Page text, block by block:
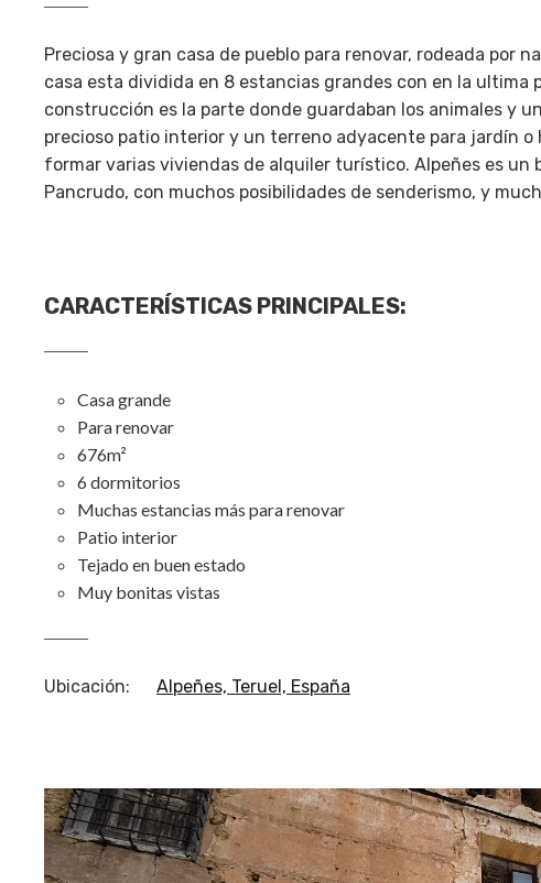
Preciosa y gran casa de pueblo para renovar, rodeada por
casa esta dividida en 8 estancias grandes con en la ultima
construcción es la parte donde guardaban los animales y
precioso patio interior y un terreno adyacente para jardín
formar varias viviendas de alquiler turístico. Alpeñes es un
Pancrudo, con muchos posibilidades de senderismo, y
CARACTERÍSTICAS PRINCIPALES:
Casa grande
Para renovar
676m²
6 dormitorios
Muchas estancias más para renovar
Patio interior
Tejado en buen estado
Muy bonitas vistas
Ubicación: Alpeñes, Teruel, España